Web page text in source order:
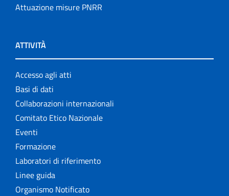
Attuazione misure PNRR
ATTIVITÀ
Accesso agli atti
Basi di dati
Collaborazioni internazionali
Comitato Etico Nazionale
Eventi
Formazione
Laboratori di riferimento
Linee guida
Organismo Notificato